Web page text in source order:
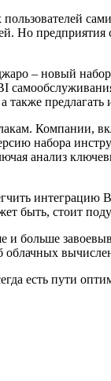
Но
– новый
предлагать
Компании,
набора
анализ
быть, стоит
и больше
есть пути